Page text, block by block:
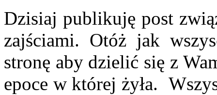
Dzisiaj publikuję post
zajściami. Otóż jak
stronę aby dzielić się z
epoce w której żyła.